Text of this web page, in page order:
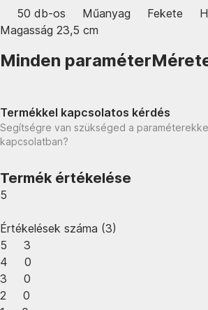
50 db-os
Műanyag Fekete
Magasság 23,5 cm
Minden paraméter
Termékkel kapcsolatos kérdés
Segítségre van szükséged a
kapcsolatban?
Termék értékelése
5
Értékelések száma (3)
5
3
4
0
3
0
2
0